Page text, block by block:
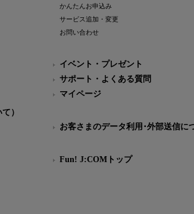
）
かんたんお申込み
サービス追加・変更
お問い合わせ
イベント・プレゼント
サポート・よくある質問
マイページ
お客さまのデータ利用･外部送信に
Fun! J:COMトップ